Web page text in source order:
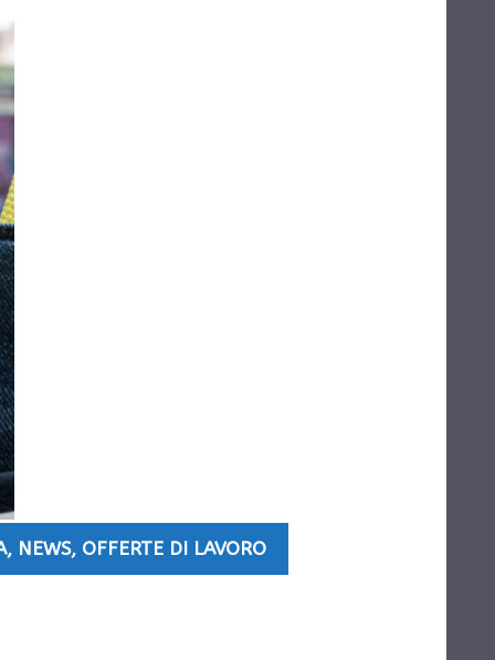
, NEWS, OFFERTE DI LAVORO